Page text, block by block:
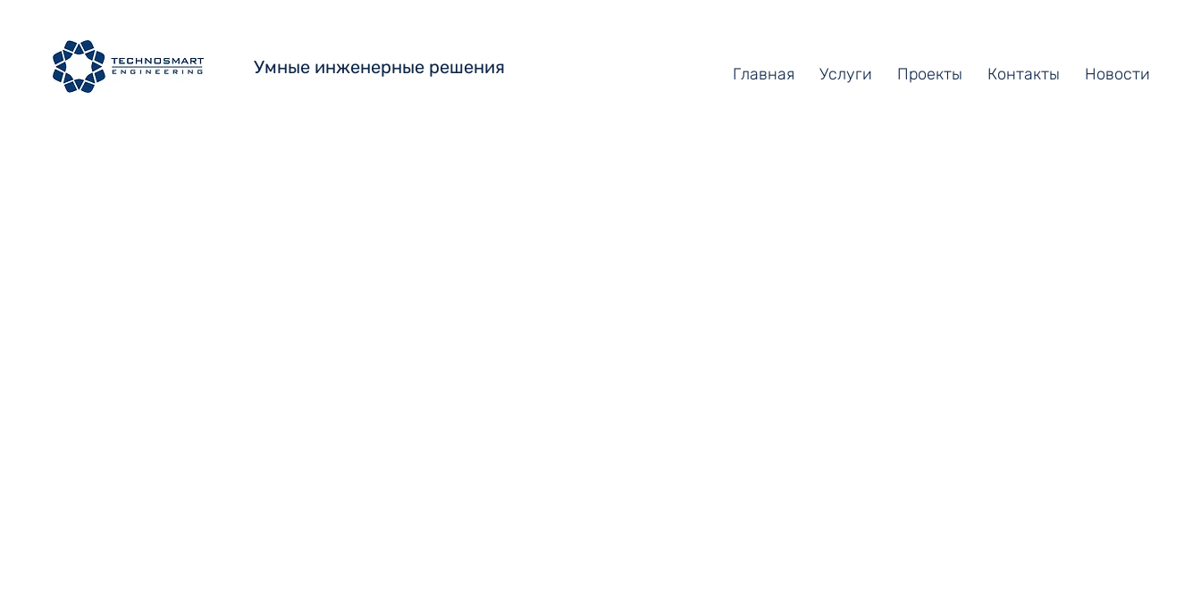
Умные инженерные решения Главная Услуги Проекты Контакты Новости